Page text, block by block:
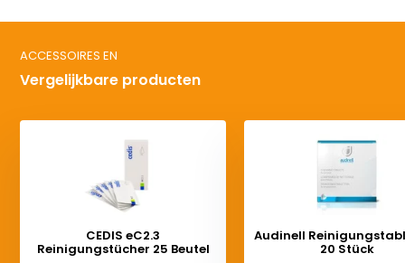
ACCESSOIRES EN
Vergelijkbare producten
CEDIS eC2.3
Reinigungstücher 25 Beutel
Audinell
20 Stück